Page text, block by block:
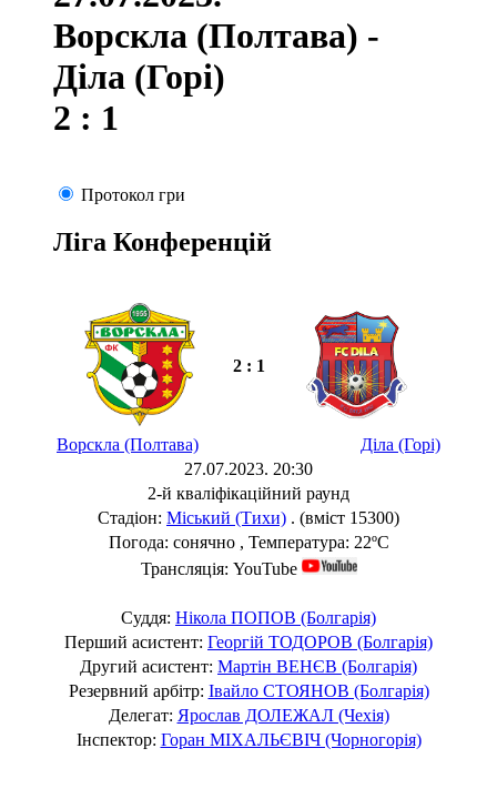
Ворскла (Полтава) -
Діла (Горі)
2 : 1
Протокол гри
Ліга Конференцій
2 : 1
Ворскла (Полтава)
Діла (Горі)
27.07.2023. 20:30
2-й кваліфікаційний раунд
Стадіон: Міський (Тихи) . (вміст 15300)
Погода: сонячно , Температура: 22ºC
Трансляція: YouTube
Суддя: Нікола ПОПОВ (Болгарія)
Перший асистент: Георгій ТОДОРОВ (Болгарія)
Другий асистент: Мартін ВЕНЄВ (Болгарія)
Резервний арбітр: Івайло СТОЯНОВ (Болгарія)
Делегат: Ярослав ДОЛЕЖАЛ (Чехія)
Інспектор: Горан МІХАЛЬЄВІЧ (Чорногорія)